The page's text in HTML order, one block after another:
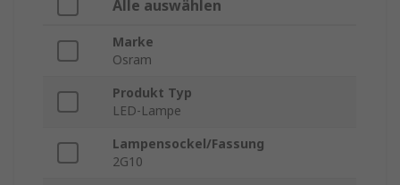
Alle auswählen
Marke
Osram
Produkt Typ
LED-Lampe
Lampensockel/Fassung
2G10